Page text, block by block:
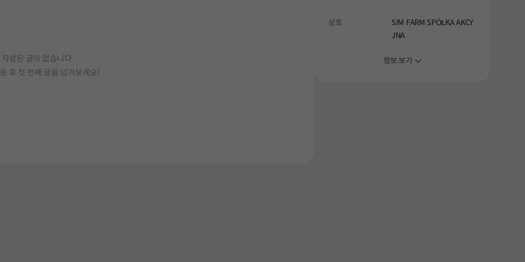
작성된 글이 없습니다.
후 첫 번째 글을 남겨보세요!
상호
SIM FARM SPÓŁKA AKCY
JNA
정보 보기